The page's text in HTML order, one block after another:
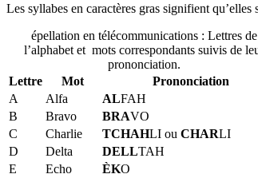
Les syllabes en caractères gras signifient qu’elles
épellation en télécommunications : Lettres de
l’alphabet et mots correspondants suivis de
prononciation.
Lettre
Mot
Prononciation
A
Alfa ALFAH
B
Bravo BRAVO
C
Charlie TCHAHLI ou CHARLI
D
Delta DELLTAH
E
Echo ÈKO